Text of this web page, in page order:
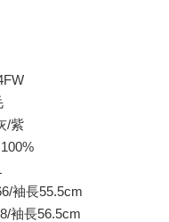
/紫
袖長55.5cm
袖長56.5cm